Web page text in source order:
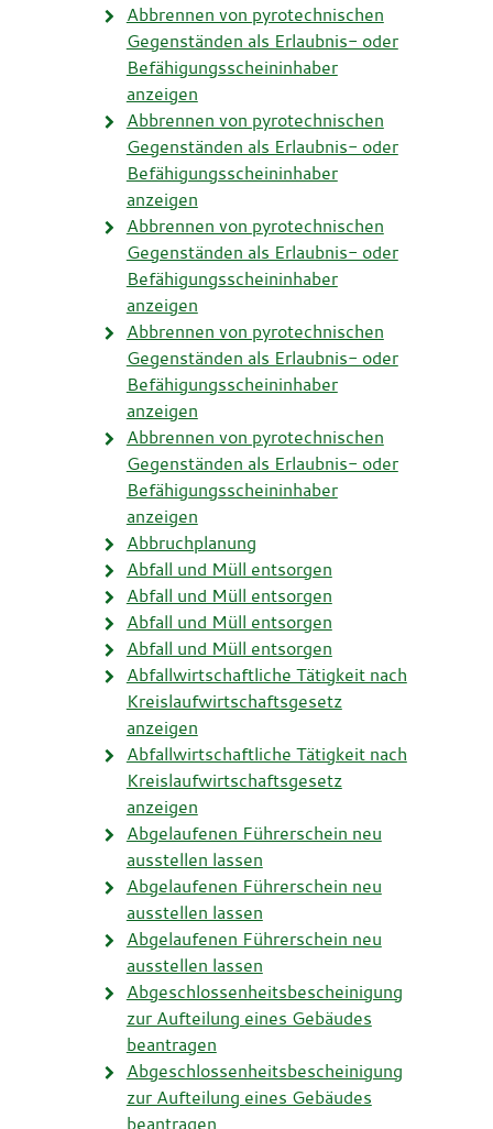
Abbrennen von pyrotechnischen
Gegenständen als Erlaubnis- oder
Befähigungsscheininhaber
anzeigen
Abbrennen von pyrotechnischen
Gegenständen als Erlaubnis- oder
Befähigungsscheininhaber
anzeigen
Abbrennen von pyrotechnischen
Gegenständen als Erlaubnis- oder
Befähigungsscheininhaber
anzeigen
Abbrennen von pyrotechnischen
Gegenständen als Erlaubnis- oder
Befähigungsscheininhaber
anzeigen
Abbrennen von pyrotechnischen
Gegenständen als Erlaubnis- oder
Befähigungsscheininhaber
anzeigen
Abbruchplanung
Abfall und Müll entsorgen
Abfall und Müll entsorgen
Abfall und Müll entsorgen
Abfall und Müll entsorgen
Abfallwirtschaftliche Tätigkeit nach
Kreislaufwirtschaftsgesetz
anzeigen
Abfallwirtschaftliche Tätigkeit nach
Kreislaufwirtschaftsgesetz
anzeigen
Abgelaufenen Führerschein neu
ausstellen lassen
Abgelaufenen Führerschein neu
ausstellen lassen
Abgelaufenen Führerschein neu
ausstellen lassen
Abgeschlossenheitsbescheinigung
zur Aufteilung eines Gebäudes
beantragen
Abgeschlossenheitsbescheinigung
zur Aufteilung eines Gebäudes
beantragen